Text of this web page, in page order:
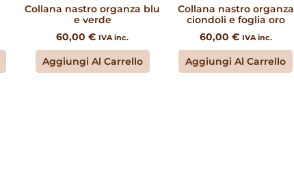
Collana nastro organza blu
e verde
60,00€ IVA inc.
Aggiungi Al Carrello
Collana nastro organza
ciondoli e foglia oro
60,00 € IVA inc.
Aggiungi Al Carrello